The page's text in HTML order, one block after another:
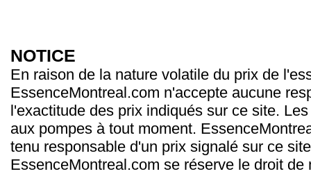
NOTICE
En raison de la nature volatile du prix de
EssenceMontreal.com n'accepte aucune
l'exactitude des prix indiqués sur ce site.
aux pompes à tout moment.
tenu responsable d'un prix signalé sur ce
EssenceMontreal.com se réserve le droit de